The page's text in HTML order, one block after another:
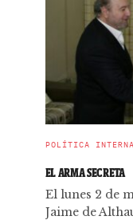
POLÍTICA
EL ARMA SECRETA
El lunes 2 de
Jaime de